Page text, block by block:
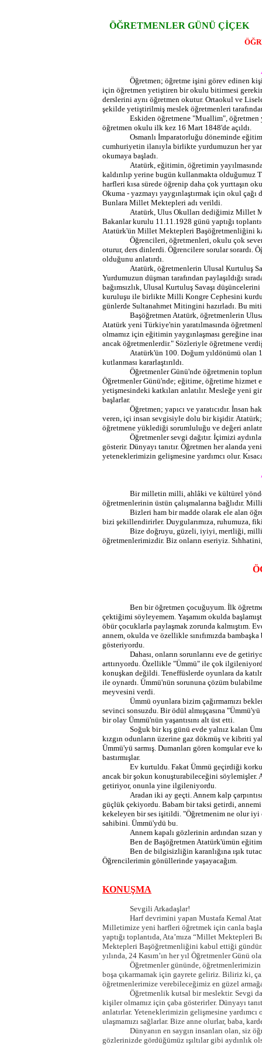
ÖĞRETMENLER GÜNÜ ÇİÇEK
Öğretmen; öğretme işini görev edinen
için öğretmen yetiştiren bir okulu bitirmesi
derslerini aynı öğretmen okutur. Ortaokul ve
şekilde yetiştirilmiş meslek öğretmenleri
Eskiden öğretmene "Muallim",
öğretmen okulu ilk kez 16 Mart 1848'de açıldı.
Osmanlı İmparatorluğu döneminde
cumhuriyetin ilanıyla birlikte yurdumuzun her
okumaya başladı.
Atatürk, eğitimin, öğretimin
kaldırılıp yerine bugün kullanmakta olduğumuz
harfleri kısa sürede öğrenip daha çok yurttaşın
Okuma - yazmayı yaygınlaştırmak için okul çağı
Bunlara Millet Mektepleri adı verildi.
Atatürk, Ulus Okulları dediğimiz Millet
Bakanlar kurulu 11.11.1928 günü yaptığı
Atatürk'ün Millet Mektepleri Başöğretmenliğini
Öğrencileri, öğretmenleri, okulu çok
oturur, ders dinlerdi. Öğrencilere sorular sorardı.
olduğunu anlatırdı.
Atatürk, öğretmenlerin Ulusal Kurtuluş
Yurdumuzun düşman tarafından paylaşıldığı
bağımsızlık, Ulusal Kurtuluş Savaşı
kuruluşu ile birlikte Milli Kongre Cephesini
günlerde Sultanahmet Mitingini hazırladı. Bu
Başöğretmen Atatürk, öğretmenlerin
Atatürk yeni Türkiye'nin yaratılmasında
olmamız için eğitimin yaygınlaşması gereğine
ancak öğretmenlerdir." Sözleriyle öğretmene
Atatürk'ün 100. Doğum yıldönümü olan
kutlanması kararlaştırıldı.
Öğretmenler Günü'nde öğretmenin
Öğretmenler Günü'nde; eğitime, öğretime hizmet
yetişmesindeki katkıları anlatılır. Mesleğe yeni
başlarlar.
Öğretmen; yapıcı ve yaratıcıdır. İnsan
veren, içi insan sevgisiyle dolu bir kişidir.
öğretmene yüklediği sorumluluğu ve değeri
Öğretmenler sevgi dağıtır. İçimizi
gösterir. Dünyayı tanıtır. Öğretmen her alanda
yeteneklerimizin gelişmesine yardımcı olur.
Bir milletin milli, ahlâki ve kültürel
öğretmenlerinin üstün çalışmalarına bağlıdır.
Bizleri ham bir madde olarak ele alan
bizi şekillendirirler. Duygularımıza, ruhumuza,
Bize doğruyu, güzeli, iyiyi, mertliği, milli
öğretmenlerimizdir. Biz onların eseriyiz.
Ben bir öğretmen çocuğuyum. İlk
çektiğimi söyleyemem. Yaşamım okulda
öbür çocuklarla paylaşmak zorunda kalmıştım.
annem, okulda ve özellikle sınıfımızda
gösteriyordu.
Dahası, onların sorunlarını eve de
arttırıyordu. Özellikle "Ümmü" ile çok
konuşkan değildi. Teneffüslerde oyunlara da
ile oynardı. Ümmü'nün sorununa çözüm
meyvesini verdi.
Ümmü oyunlara bizim çağırmamızı
sevinci sonsuzdu. Bir ödül almışçasına "Ümmü'yü
bir olay Ümmü'nün yaşantısını alt üst etti.
Soğuk bir kış günü evde yalnız kalan
kızgın odunların üzerine gaz dökmüş ve kibriti
Ümmü'yü sarmış. Dumanları gören komşular eve
bastırmışlar.
Ev kurtuldu. FakatÜmmü geçirdiği
ancak bir şokun konuşturabileceğini söylemişler.
getiriyor, onunla yine ilgileniyordu.
Aradan iki ay geçti. Annem kalp
güçlük çekiyordu. Babam bir taksi getirdi,
kekeleyen bir ses işitildi. "Öğretmenim ne olur iyi
sahibini. Ümmü'ydü bu.
Annem kapalı gözlerinin ardından sızan
Ben de Başöğretmen Atatürk'ümün
Ben de bilgisizliğin karanlığına ışık
Öğrencilerimin gönüllerinde yaşayacağım.
KONUŞMA
Sevgili Arkadaşlar!
Harf devrimini yapan Mustafa Kemal
Milletimize yeni harfleri öğretmek için canla başla
yaptığı toplantıda,Ata’mıza “Millet Mektepleri
Mektepleri Başöğretmenliğini kabul ettiği
yılında, 24 Kasım’ın her yıl Öğretmenler Günü
Öğretmenler gününde,
boşa çıkarmamak için gayrete geliriz. Biliriz ki,
öğretmenlerimize verebileceğimiz en güzel
Öğretmenlik kutsal bir meslektir. Sevgi
kişiler olmamız için çaba gösterirler. Dünyayı
anlatırlar. Yeteneklerimizin gelişmesine
ulaşmamızı sağlarlar. Bize anne olurlar, baba,
Dünyanın en saygın insanları olan, siz
gözlerinizde gördüğümüz ışıltılar gibi aydınlık